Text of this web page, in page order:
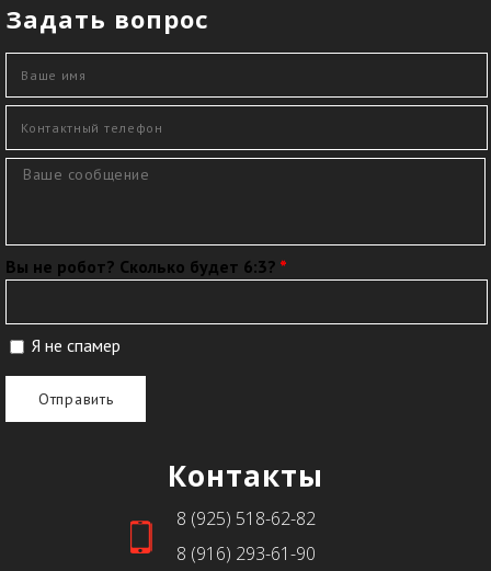
Задать вопрос
Сообщение*
Вы не робот? Сколько будет 6:3? *
Я не спамер
Я спамер
Контакты
8 (925) 518-62-82
8 (916) 293-61-90